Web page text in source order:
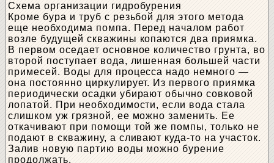
Схема организации гидробурения
Кроме бура и труб с резьбой для этого метода
еще необходима помпа. Перед началом работ
возле будущей скважины копаются два приямка.
В первом оседает основное количество грунта, во
второй поступает вода, лишенная большей части
примесей. Воды для процесса надо немного —
она постоянно циркулирует. Из первого приямка
периодически осадки убирают обычно совковой
лопатой. При необходимости, если вода стала
слишком уж грязной, ее можно заменить. Ее
откачивают при помощи той же помпы, только не
подают в скважину, а сливают куда-то на участок.
Залив новую партию воды можно бурение
продолжать.